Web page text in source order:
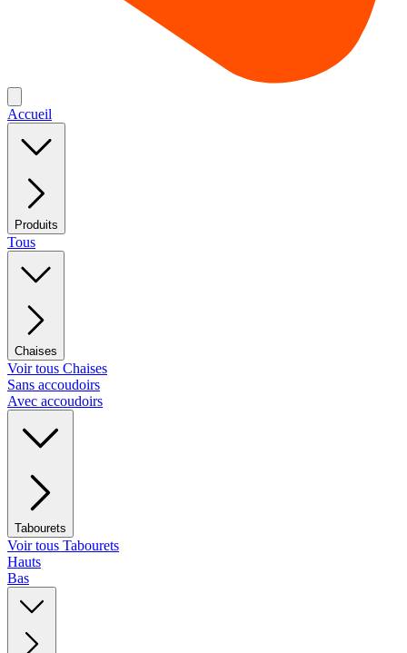
Accueil
Produits
Tous
Chaises
Voir tous Chaises
Sans accoudoirs
Avec accoudoirs
Tabourets
Voir tous Tabourets
Hauts
Bas